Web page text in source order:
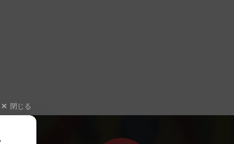
閉じる